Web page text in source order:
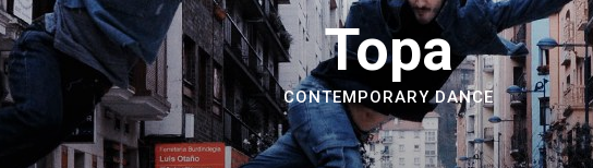
Topa
CONTEMPORARY DANCE